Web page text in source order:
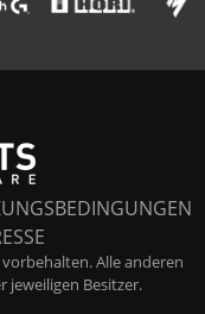
Alle anderen
jeweiligen Besitzer.